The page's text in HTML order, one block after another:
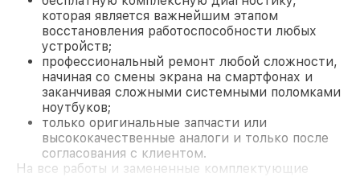
которая является важнейшим этапом
восстановления работоспособности любых
устройств;
профессиональный ремонт любой сложности,
начиная со смены экрана на смартфонах и
заканчивая сложными системными поломками
ноутбуков;
только оригинальные запчасти или
высококачественные аналоги и только после
согласования с клиентом.
На все работы и замененные комплектующие